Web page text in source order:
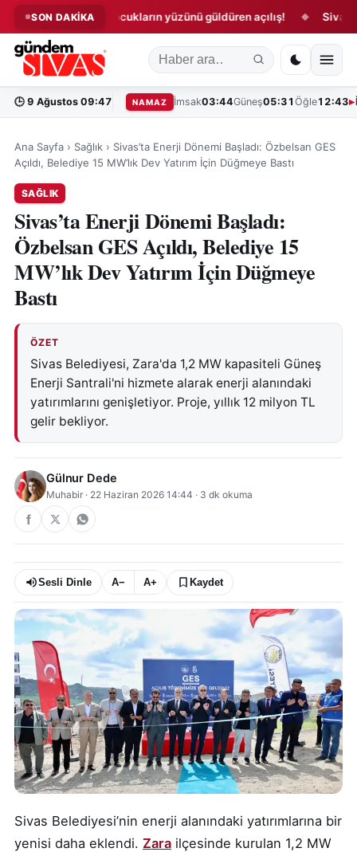
SON DAKİKA
Sivas’ta çocukların yüzünü güldüren açılış! ◆ Sivas’ta
🕒 9 Ağustos 09:47 NAMAZ İmsak03:44Güneş05:31 Öğle12:43
Ana Sayfa › Sağlık › Sivas’ta Enerji Dönemi Başladı: Özbelsan GES
Açıldı, Belediye 15 MW’lık Dev Yatırım İçin Düğmeye Bastı
SAĞLIK
Sivas’ta Enerji Dönemi Başladı:
Özbelsan GES Açıldı, Belediye 15
MW’lık Dev Yatırım İçin Düğmeye
Bastı
ÖZET
Sivas Belediyesi, Zara'da 1,2 MW kapasiteli Güneş
Enerji Santrali'ni hizmete alarak enerji alanındaki
yatırımlarını genişletiyor. Proje, yıllık 12 milyon TL
gelir bekliyor.
Gülnur Dede
Muhabir · 22 Haziran 2026 14:44 · 3 dk okuma
Sesli Dinle A− A+ Kaydet
Sivas Belediyesi’nin enerji alanındaki yatırımlarına bir
yenisi daha eklendi. Zara ilçesinde kurulan 1,2 MW